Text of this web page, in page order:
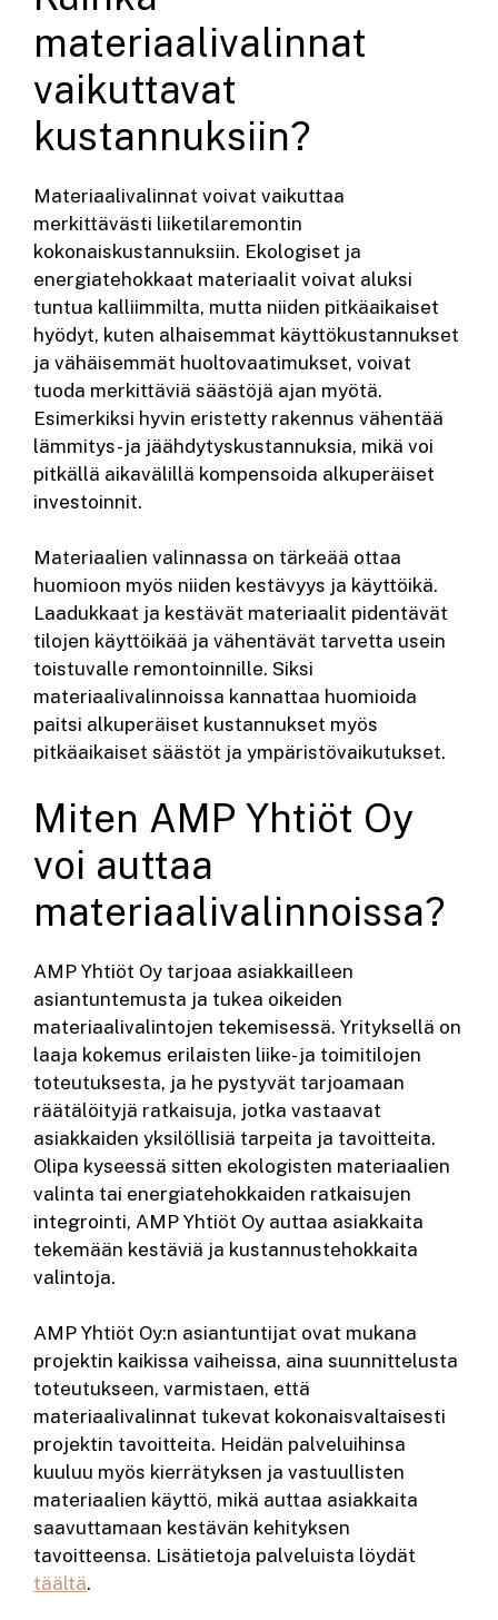
materiaalivalinnat
vaikuttavat
kustannuksiin?
Materiaalivalinnat voivat vaikuttaa
merkittävästi liiketilaremontin
kokonaiskustannuksiin. Ekologiset ja
energiatehokkaat materiaalit voivat aluksi
tuntua kalliimmilta, mutta niiden pitkäaikaiset
hyödyt, kuten alhaisemmat käyttökustannukset
ja vähäisemmät huoltovaatimukset, voivat
tuoda merkittäviä säästöjä ajan myötä.
Esimerkiksi hyvin eristetty rakennus vähentää
lämmitys- ja jäähdytyskustannuksia, mikä voi
pitkällä aikavälillä kompensoida alkuperäiset
investoinnit.
Materiaalien valinnassa on tärkeää ottaa
huomioon myös niiden kestävyys ja käyttöikä.
Laadukkaat ja kestävät materiaalit pidentävät
tilojen käyttöikää ja vähentävät tarvetta usein
toistuvalle remontoinnille. Siksi
materiaalivalinnoissa kannattaa huomioida
paitsi alkuperäiset kustannukset myös
pitkäaikaiset säästöt ja ympäristövaikutukset.
Miten AMP Yhtiöt Oy
voi auttaa
materiaalivalinnoissa?
AMP Yhtiöt Oy tarjoaa asiakkailleen
asiantuntemusta ja tukea oikeiden
materiaalivalintojen tekemisessä. Yrityksellä on
laaja kokemus erilaisten liike- ja toimitilojen
toteutuksesta, ja he pystyvät tarjoamaan
räätälöityjä ratkaisuja, jotka vastaavat
asiakkaiden yksilöllisiä tarpeita ja tavoitteita.
Olipa kyseessä sitten ekologisten materiaalien
valinta tai energiatehokkaiden ratkaisujen
integrointi, AMP Yhtiöt Oy auttaa asiakkaita
tekemään kestäviä ja kustannustehokkaita
valintoja.
AMP Yhtiöt Oy:n asiantuntijat ovat mukana
projektin kaikissa vaiheissa, aina suunnittelusta
toteutukseen, varmistaen, että
materiaalivalinnat tukevat kokonaisvaltaisesti
projektin tavoitteita. Heidän palveluihinsa
kuuluu myös kierrätyksen ja vastuullisten
materiaalien käyttö, mikä auttaa asiakkaita
saavuttamaan kestävän kehityksen
tavoitteensa. Lisätietoja palveluista löydät
täältä.